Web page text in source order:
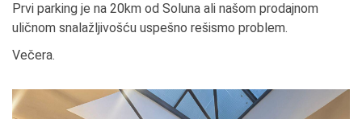
Prvi parking je na 20km od Soluna ali našom prodajnom
uličnom snalažljivošću uspešno rešismo problem.
Večera.